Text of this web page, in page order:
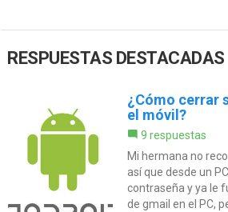
RESPUESTAS DESTACADAS
¿Cómo cerrar
el móvil?
9 respuestas
Mi hermana no
así que desde un
contraseña y ya le
de gmail en el PC,